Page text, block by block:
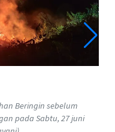
Beringin sebelum
pada Sabtu, 27 juni